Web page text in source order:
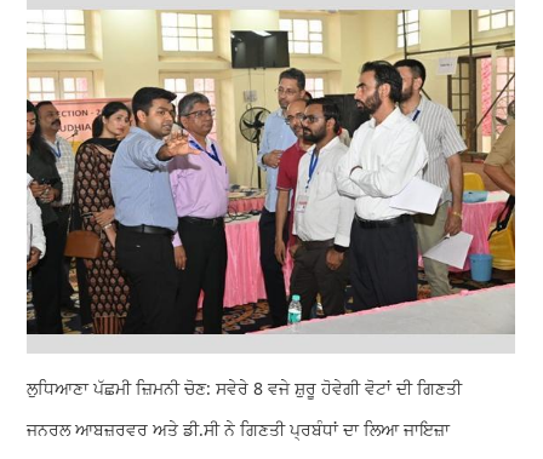
ਲੁਧਿਆਣਾ ਪੱਛਮੀ ਜ਼ਿਮਨੀ ਚੋਣ: ਸਵੇਰੇ 8 ਵਜੇ ਸ਼ੁਰੂ ਹੋਵੇਗੀ ਵੋਟਾਂ ਦੀ ਗਿਣਤੀ
ਜਨਰਲ ਆਬਜ਼ਰਵਰ ਅਤੇ ਡੀ.ਸੀ ਨੇ ਗਿਣਤੀ ਪ੍ਰਬੰਧਾਂ ਦਾ ਲਿਆ ਜਾਇਜ਼ਾ